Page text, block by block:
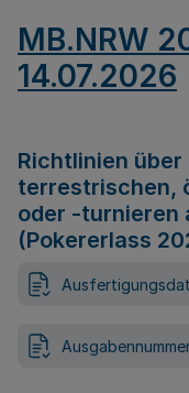
MB.NRW
14.07.2026
Richtlinien
terrestrischen,
oder -turnieren
(Pokererlass